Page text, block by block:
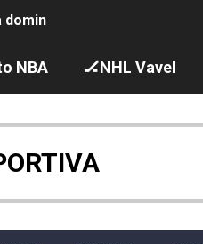
junto al equipo
por tríos en el Grand
Wellbrock y Taddeucci.
NBA 🏒NHL Vavel